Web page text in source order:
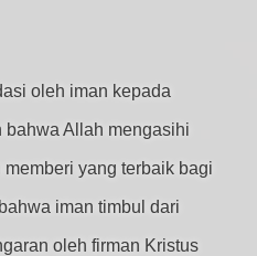
oleh iman kepada
Allah mengasihi
yang terbaik bagi
iman timbul dari
oleh firman Kristus